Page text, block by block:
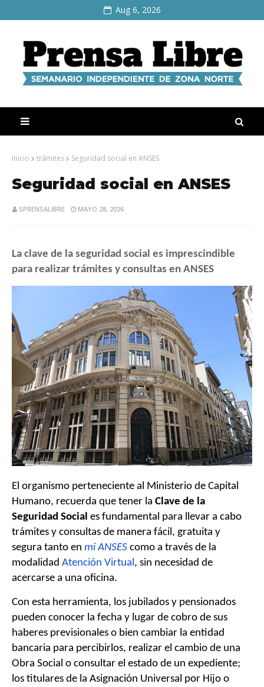
Aug 6, 2026
Inicio trámites Seguridad social en ANSES
Seguridad social en ANSES
SPRENSALIBRE MAYO 28, 2026
La clave de la seguridad social es imprescindible
para realizar trámites y consultas en ANSES
El organismo perteneciente al Ministerio de Capital
Humano, recuerda que tener la Clave de la
Seguridad Social es fundamental para llevar a cabo
trámites y consultas de manera fácil, gratuita y
segura tanto en mi ANSES como a través de la
modalidad Atención Virtual, sin necesidad de
acercarse a una oficina.
Con esta herramienta, los jubilados y pensionados
pueden conocer la fecha y lugar de cobro de sus
haberes previsionales o bien cambiar la entidad
bancaria para percibirlos, realizar el cambio de una
Obra Social o consultar el estado de un expediente;
los titulares de la Asignación Universal por Hijo o